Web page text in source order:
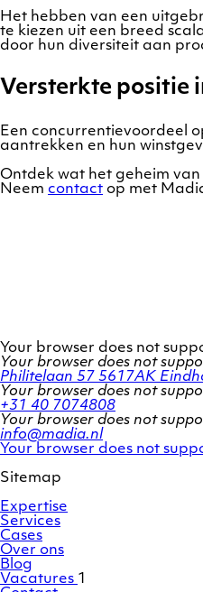
Het hebben van een
te kiezen uit een breed
door hun diversiteit aan
Versterkte positie
Een concurrentievoordeel
aantrekken en hun
Ontdek wat het geheim
Neem contact op met
Your browser does not
Your browser does not
Philitelaan 57 5617AK
Your browser does not
+31 40 7074808
Your browser does not
info@madia.nl
Twitter
Your browser does not
Sitemap
Expertise
Services
Cases
Over ons
Blog
Vacatures 1